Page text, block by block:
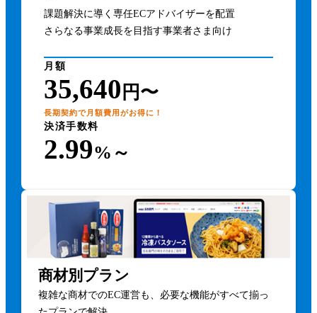
課題解決に導く専任ECアドバイザーを配置
さらなる事業成長を目指す事業者さま向け
月額
35,640 円〜
長期契約で月額費用がお得に！
決済手数料
2.99%～
商材別プラン
複雑な商材でのEC運営も、必要な機能がすべて揃っ